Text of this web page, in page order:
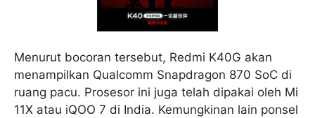
Menurut bocoran tersebut, Redmi K40G akan
menampilkan Qualcomm Snapdragon 870 SoC di
ruang pacu. Prosesor ini juga telah dipakai oleh Mi
11X atau iQOO 7 di India. Kemungkinan lain ponsel